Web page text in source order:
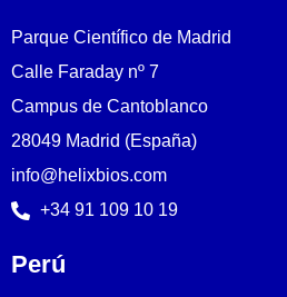
Parque Científico de Madrid
Calle Faraday nº 7
Campus de Cantoblanco
28049 Madrid (España)
info@helixbios.com
+34 91 109 10 19
Perú